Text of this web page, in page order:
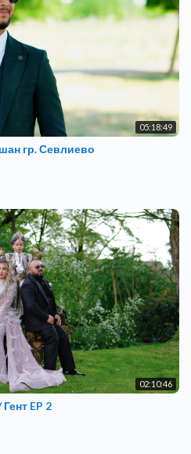
05:18:49
гр. Севлиево
02:10:46
EP 2